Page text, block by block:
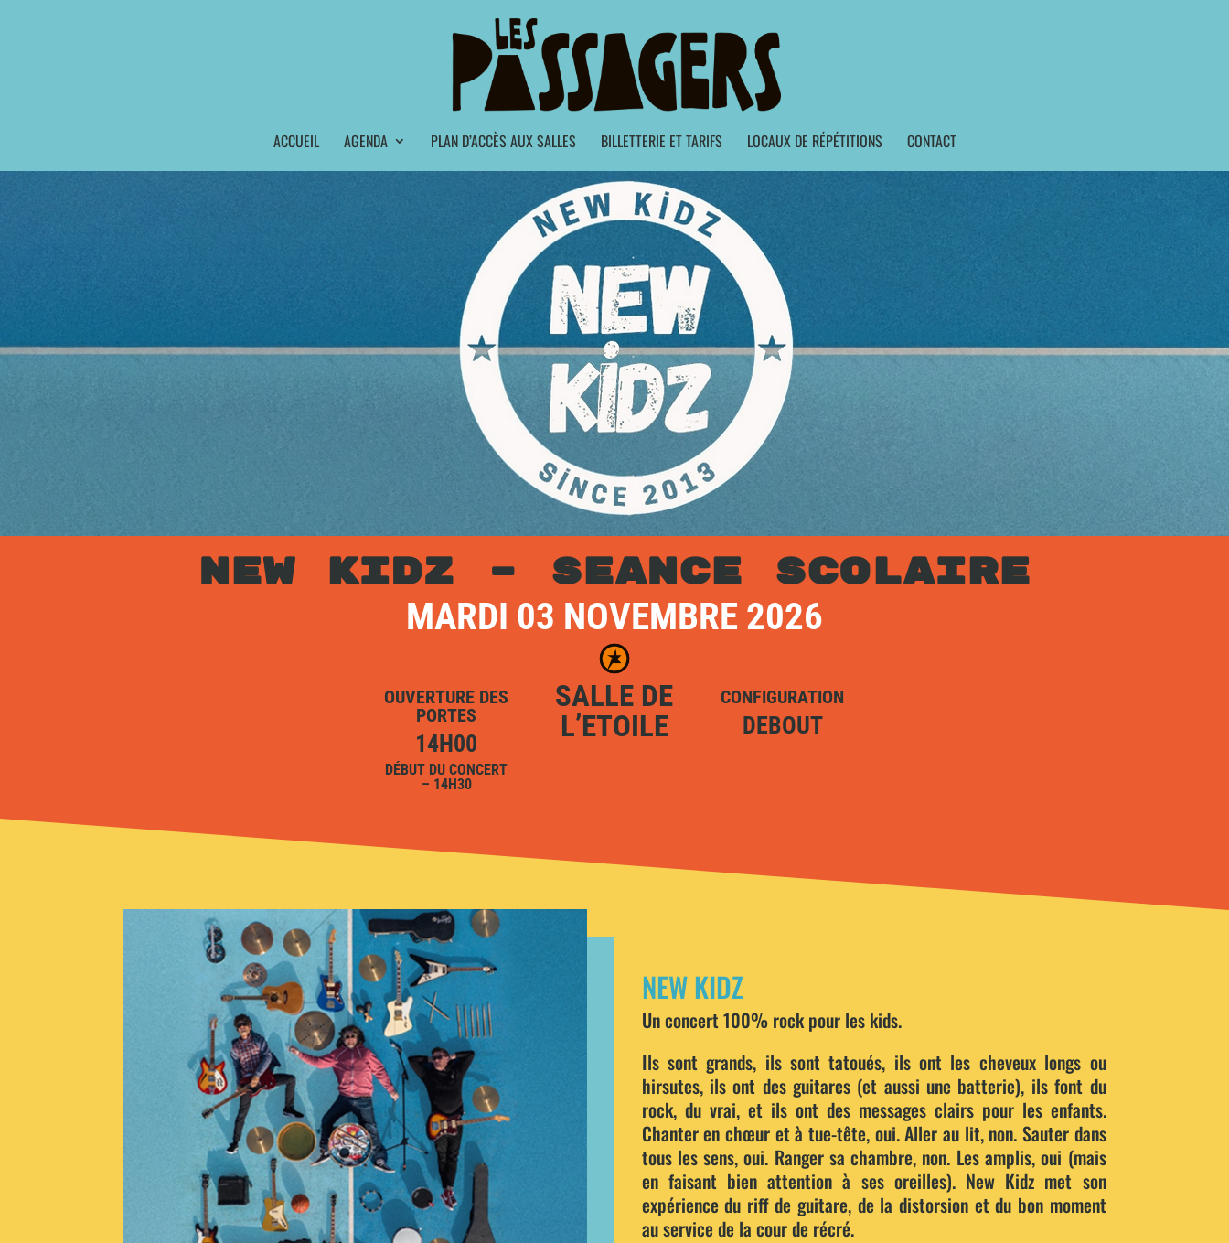
ACCUEIL AGENDA PLAN D’ACCÈS AUX SALLES BILLETTERIE ET TARIFS LOCAUX DE RÉPÉTITIONS CONTACT
NEW KIDZ – SEANCE SCOLAIRE
MARDI 03 NOVEMBRE 2026
OUVERTURE DES
PORTES
14H00
DÉBUT DU CONCERT
– 14H30
SALLE DE
L’ETOILE
CONFIGURATION
DEBOUT
NEW KIDZ
Un concert 100% rock pour les kids.
Ils sont grands, ils sont tatoués, ils ont les cheveux longs ou
hirsutes, ils ont des guitares (et aussi une batterie), ils font du
rock, du vrai, et ils ont des messages clairs pour les enfants.
Chanter en chœur et à tue-tête, oui. Aller au lit, non. Sauter dans
tous les sens, oui. Ranger sa chambre, non. Les amplis, oui (mais
en faisant bien attention à ses oreilles). New Kidz met son
expérience du riff de guitare, de la distorsion et du bon moment
au service de la cour de récré.